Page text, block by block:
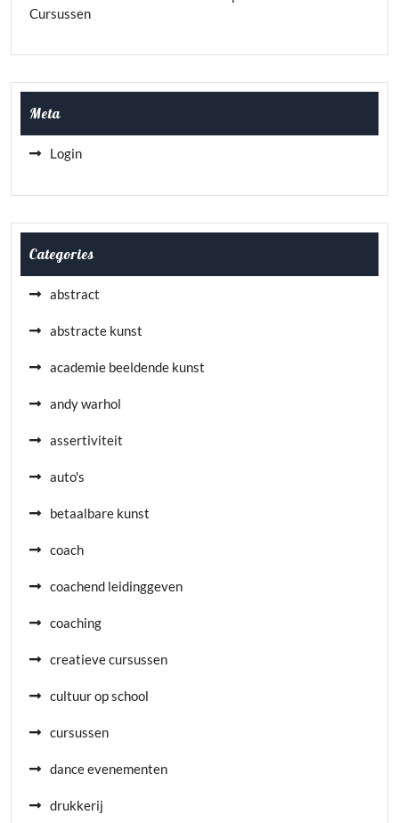
Cursussen
Meta
Login
Categories
abstract
abstracte kunst
academie beeldende kunst
andy warhol
assertiviteit
auto's
betaalbare kunst
coach
coachend leidinggeven
coaching
creatieve cursussen
cultuur op school
cursussen
dance evenementen
drukkerij